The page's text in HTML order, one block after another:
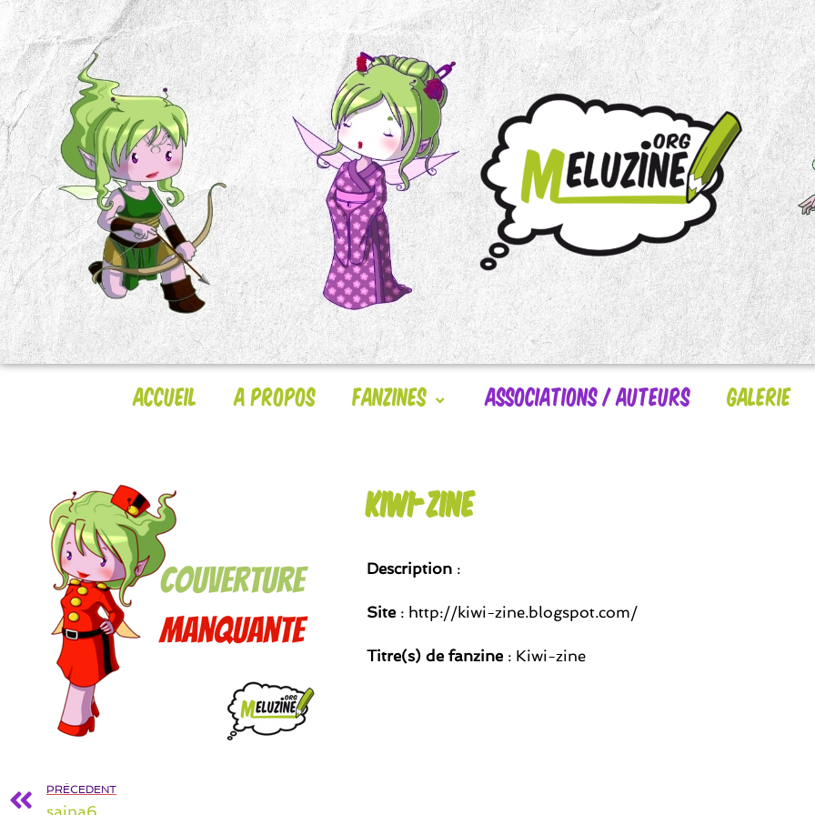
Accueil A Propos Fanzines Associations / Auteurs Galerie
Kiwi-zine
Description :
Site : http://kiwi-zine.blogspot.com/
Titre(s) de fanzine : Kiwi-zine
PRÉCEDENT
saina6